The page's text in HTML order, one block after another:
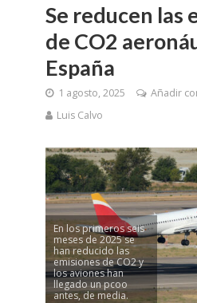
Se reducen las
de CO2
España
1 agosto, 2025
Añadir
Luis Calvo
En los primeros seis
meses de 2025 se
han reducido las
emisiones de CO2 y
los aviones han
llegado un pcoo
antes, de media.